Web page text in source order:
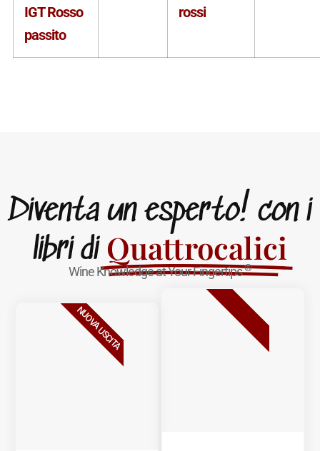
IGT Rosso
passito
rossi
Diventa un esperto! con i
libri di Quattrocalici
Wine Knowledge at Your Fingertips®
NUOVA USCITA BESTSELLER